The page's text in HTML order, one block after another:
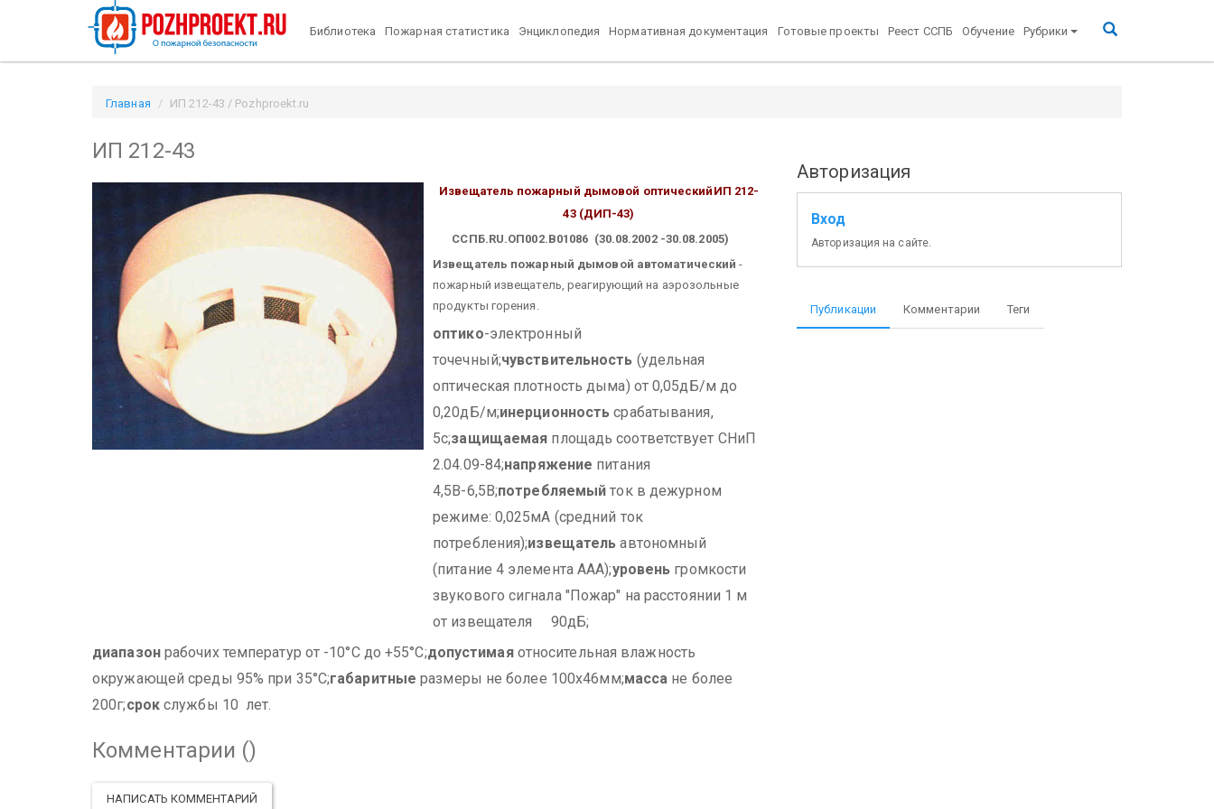
Библиотека Пожарная статистика Энциклопедия Нормативная документация Готовые проекты Реест ССПБ Обучение Рубрики
Главная ИП 212-43 / Pozhproekt.ru
ИП 212-43
Извещатель пожарный дымовой оптический ИП 212-
43 (ДИП-43)
ССПБ.RU.ОП002.В01086 (30.08.2002 -30.08.2005)
Извещатель пожарный дымовой автоматический -
пожарный извещатель, реагирующий на аэрозольные
продукты горения.
оптико-электронный
точечный;чувствительность (удельная
оптическая плотность дыма) от 0,05дБ/м до
0,20дБ/м;инерционность срабатывания,
5с;защищаемая площадь соответствует СНиП
2.04.09-84;напряжение питания
4,5В-6,5В;потребляемый ток в дежурном
режиме: 0,025мА (средний ток
потребления);извещатель автономный
(питание 4 элемента ААА);уровень громкости
звукового сигнала "Пожар" на расстоянии 1 м
от извещателя 90дБ;
диапазонрабочих температур от -10°С до +55°С;допустимаяотносительная влажность
окружающей среды 95% при 35°С;габаритные размеры не более 100х46мм;масса не более
200г;срокслужбы 10 лет.
Комментарии ()
НАПИСАТЬ КОММЕНТАРИЙ
Авторизация
Вход
Авторизация на сайте.
Публикации Комментарии Теги